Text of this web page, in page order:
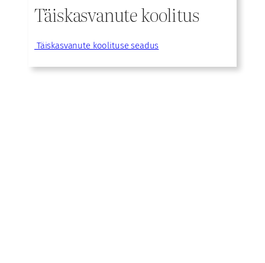
Täiskasvanute koolitus
Täiskasvanute koolituse seadus